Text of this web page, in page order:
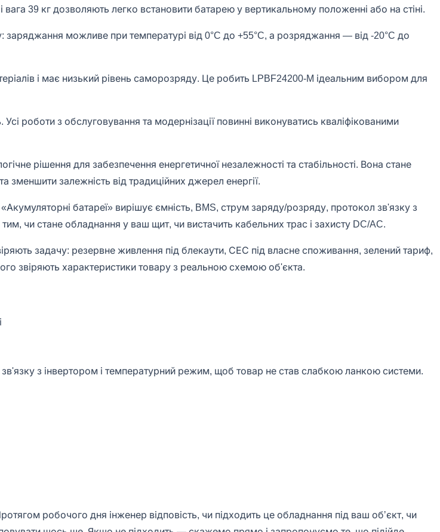
39 кг дозволяють легко встановити батарею у вертикальному положенні або на стіні.
можливе при температурі від 0°C до +55°C, а розряджання — від -20°C до
і має низький рівень саморозряду. Це робить LPBF24200-M ідеальним вибором для
роботи з обслуговування та модернізації повинні виконуватись кваліфікованими
рішення для забезпечення енергетичної незалежності та стабільності. Вона стане
зменшити залежність від традиційних джерел енергії.
батареї» вирішує ємність, BMS, струм заряду/розряду, протокол зв'язку з
чи стане обладнання у ваш щит, чи вистачить кабельних трас і захисту DC/AC.
задачу: резервне живлення під блекаути, СЕС під власне споживання, зелений тариф,
звіряють характеристики товару з реальною схемою об'єкта.
з інвертором і температурний режим, щоб товар не став слабкою ланкою системи.
робочого дня інженер відповість, чи підходить це обладнання під ваш обʼєкт, чи